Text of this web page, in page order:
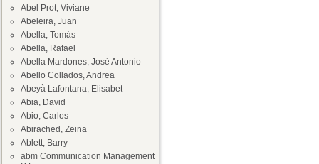
Abel Prot, Viviane
Abeleira, Juan
Abella, Tomás
Abella, Rafael
Abella Mardones, José Antonio
Abello Collados, Andrea
Abeyà Lafontana, Elisabet
Abia, David
Abio, Carlos
Abirached, Zeina
Ablett, Barry
abm Communication Management